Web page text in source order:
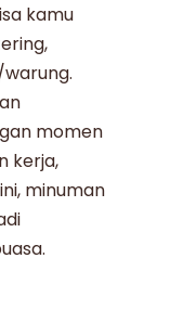
kamu
momen
kerja,
minuman